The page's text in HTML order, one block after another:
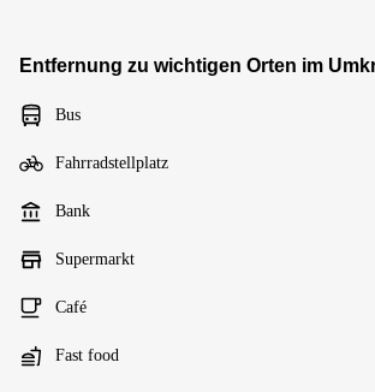
Entfernung zu wichtigen Orten im
Bus
Fahrradstellplatz
Bank
Supermarkt
Café
Fast food